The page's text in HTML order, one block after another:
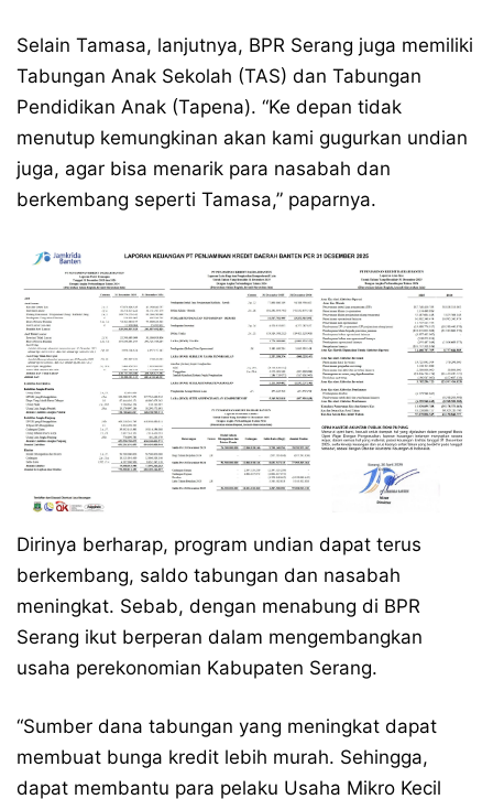
Selain Tamasa, lanjutnya, BPR Serang juga memiliki
Tabungan Anak Sekolah (TAS) dan Tabungan
Pendidikan Anak (Tapena). “Ke depan tidak
menutup kemungkinan akan kami gugurkan undian
juga, agar bisa menarik para nasabah dan
berkembang seperti Tamasa,” paparnya.
Dirinya berharap, program undian dapat terus
berkembang, saldo tabungan dan nasabah
meningkat. Sebab, dengan menabung di BPR
Serang ikut berperan dalam mengembangkan
usaha perekonomian Kabupaten Serang.
“Sumber dana tabungan yang meningkat dapat
membuat bunga kredit lebih murah. Sehingga,
dapat membantu para pelaku Usaha Mikro Kecil